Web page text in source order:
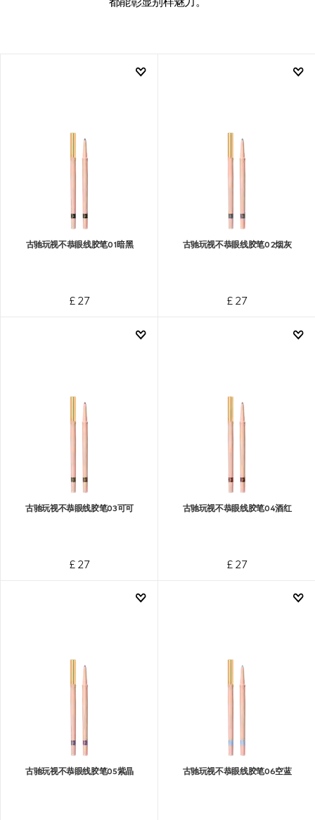
古驰玩视不恭眼线胶笔01暗黑
£ 27
古驰玩视不恭眼线胶笔02烟灰
£ 27
古驰玩视不恭眼线胶笔03可可
£ 27
古驰玩视不恭眼线胶笔04酒红
£ 27
古驰玩视不恭眼线胶笔05紫晶 古驰玩视不恭眼线胶笔06空蓝